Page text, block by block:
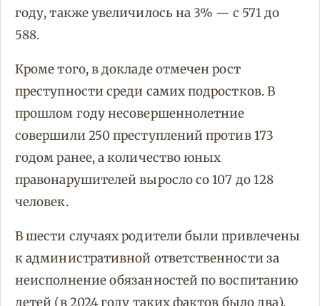
году, также увеличилось на 3% — с 571 до
588.
Кроме того, в докладе отмечен рост
преступности среди самих подростков. В
прошлом году несовершеннолетние
совершили 250 преступлений против 173
годом ранее, а количество юных
правонарушителей выросло со 107 до 128
человек.
В шести случаях родители были привлечены
к административной ответственности за
неисполнение обязанностей по воспитанию
детей (в 2024 году таких фактов было два).